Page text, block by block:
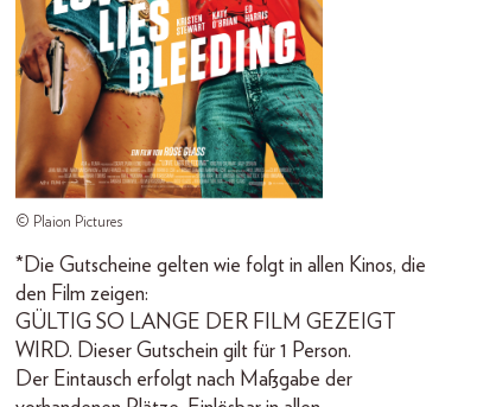
© Plaion Pictures
*Die Gutscheine gelten wie folgt in allen Kinos, die
den Film zeigen:
GÜLTIG SO LANGE DER FILM GEZEIGT
WIRD. Dieser Gutschein gilt für 1 Person.
Der Eintausch erfolgt nach Maßgabe der